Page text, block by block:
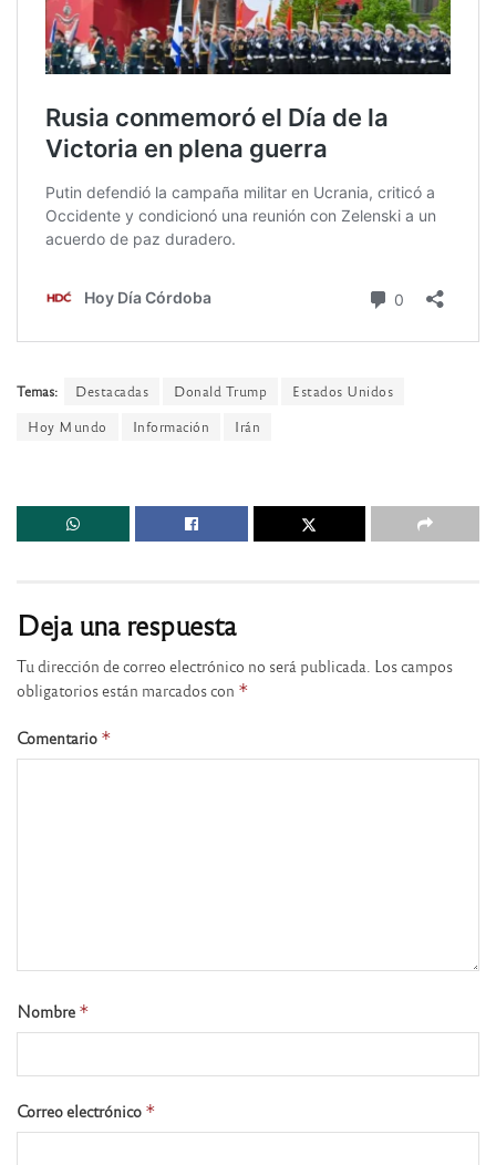
Temas: Destacadas Donald Trump
Estados Unidos
Hoy Mundo
Información Irán
Deja una respuesta
Tu dirección de correo electrónico no será publicada. Los campos
obligatorios están marcados con *
Comentario *
Nombre *
Correo electrónico *